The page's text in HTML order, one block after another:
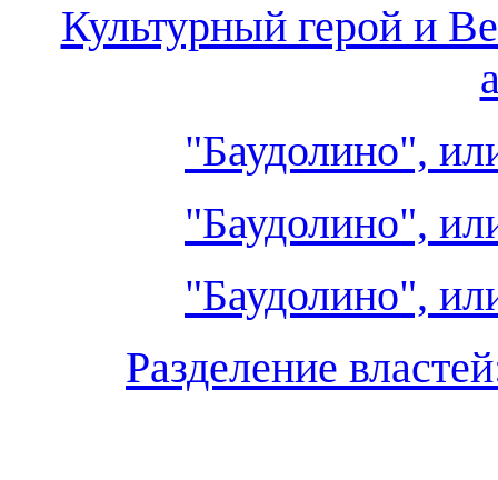
Культурный герой и
"Баудолино",
"Баудолино",
"Баудолино",
Разделение